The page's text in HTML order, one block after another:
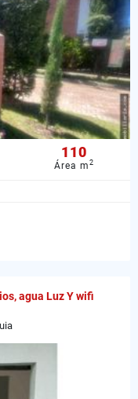
110
Área m2
agua Luz Y wifi